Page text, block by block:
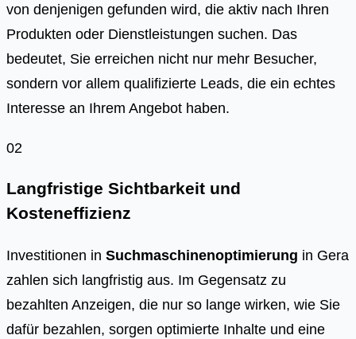
von denjenigen gefunden wird, die aktiv nach Ihren
Produkten oder Dienstleistungen suchen. Das
bedeutet, Sie erreichen nicht nur mehr Besucher,
sondern vor allem qualifizierte Leads, die ein echtes
Interesse an Ihrem Angebot haben.
02
Langfristige Sichtbarkeit und
Kosteneffizienz
Investitionen in Suchmaschinenoptimierung in Gera
zahlen sich langfristig aus. Im Gegensatz zu
bezahlten Anzeigen, die nur so lange wirken, wie Sie
dafür bezahlen, sorgen optimierte Inhalte und eine